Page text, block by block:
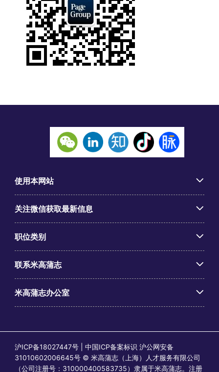
使用本网站
关注微信获取最新信息
职位类别
联系米高蒲志
米高蒲志办公室
沪ICP备18027447号 | 中国ICP备案标识 沪公网安备
31010602006645号 © 米高蒲志（上海）人才服务有限公司
（公司注册号：310000400583735）隶属于米高蒲志。注册